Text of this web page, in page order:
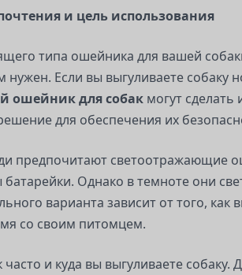
и цель использования
типа ошейника для вашей
нужен. Если вы выгуливаете собаку
ошейник для собак могут сделать
для обеспечения их
предпочитают светоотражающие
Однако в темноте они
варианта зависит от того, как
со своим питомцем.
часто и куда вы выгуливаете собаку.